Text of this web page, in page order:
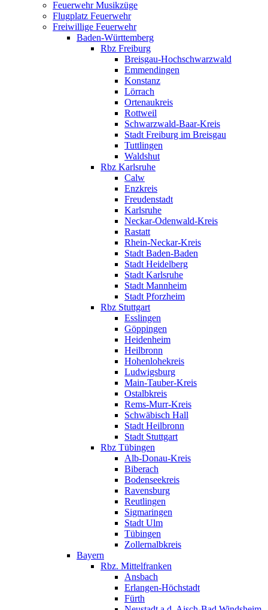
Feuerwehr Musikzüge
Flugplatz Feuerwehr
Freiwillige Feuerwehr
Baden-Württemberg
Rbz Freiburg
Breisgau-Hochschwarzwald
Emmendingen
Konstanz
Lörrach
Ortenaukreis
Rottweil
Schwarzwald-Baar-Kreis
Stadt Freiburg im Breisgau
Tuttlingen
Waldshut
Rbz Karlsruhe
Calw
Enzkreis
Freudenstadt
Karlsruhe
Neckar-Odenwald-Kreis
Rastatt
Rhein-Neckar-Kreis
Stadt Baden-Baden
Stadt Heidelberg
Stadt Karlsruhe
Stadt Mannheim
Stadt Pforzheim
Rbz Stuttgart
Esslingen
Göppingen
Heidenheim
Heilbronn
Hohenlohekreis
Ludwigsburg
Main-Tauber-Kreis
Ostalbkreis
Rems-Murr-Kreis
Schwäbisch Hall
Stadt Heilbronn
Stadt Stuttgart
Rbz Tübingen
Alb-Donau-Kreis
Biberach
Bodenseekreis
Ravensburg
Reutlingen
Sigmaringen
Stadt Ulm
Tübingen
Zollernalbkreis
Bayern
Rbz. Mittelfranken
Ansbach
Erlangen-Höchstadt
Fürth